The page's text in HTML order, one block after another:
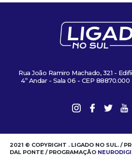
Rua João Ramiro Machado, 321 -
4º Andar - Sala 06 - CEP
2021 © COPYRIGHT . LIGADO NO SUL. /
DAL PONTE / PROGRAMAÇÃO